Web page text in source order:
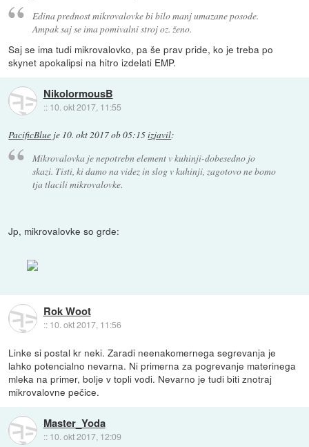
Edina prednost mikrovalovke bi bilo manj umazane posode.
Ampak saj se ima pomivalni stroj oz. ženo.
Saj se ima tudi mikrovalovko, pa še prav pride, ko je treba po
skynet apokalipsi na hitro izdelati EMP.
NikolormousB
:: 10. okt 2017, 11:55
PacificBlue je 10. okt 2017 ob 05:15izjavil:
Mikrovalovka je nepotrebn element v kuhinji-dobesedno jo
skazi. Tisti, ki damo na videz in slog v kuhinji, zagotovo ne bomo
tja tlacili mikrovalovke.
Jp, mikrovalovke so grde:
Rok Woot
:: 10. okt 2017, 11:56
Linke si postal kr neki. Zaradi neenakomernega segrevanja je
lahko potencialno nevarna. Ni primerna za pogrevanje materinega
mleka na primer, bolje v topli vodi. Nevarno je tudi biti znotraj
mikrovalovne pečice.
Master_Yoda
:: 10. okt 2017, 12:09